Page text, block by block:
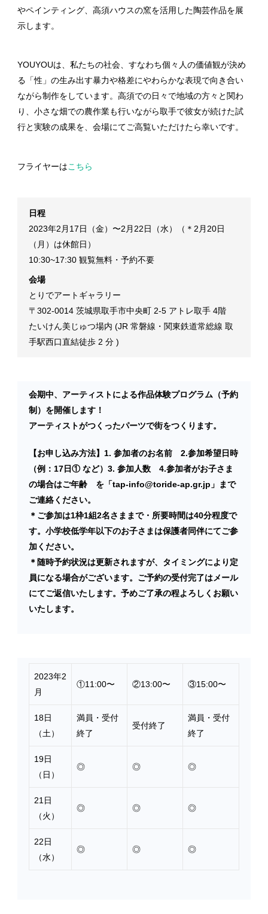
やペインティング、高須ハウスの窯を活用した陶芸作品を展
示します。
YOUYOUは、私たちの社会、すなわち個々人の価値観が決め
る「性」の生み出す暴力や格差にやわらかな表現で向き合い
ながら制作をしています。高須での日々で地域の方々と関わ
り、小さな畑での農作業も行いながら取手で彼女が続けた試
行と実験の成果を、会場にてご高覧いただけたら幸いです。
フライヤーはこちら
日程
2023年2月17日（金）〜2月22日（水）（＊2月20日
（月）は休館日）
10:30~17:30 観覧無料・予約不要
会場
とりでアートギャラリー
〒302-0014 茨城県取手市中央町 2-5 アトレ取手 4階
たいけん美じゅつ場内 (JR 常磐線・関東鉄道常総線 取
手駅西口直結徒歩 2 分 )
会期中、アーティストによる作品体験プログラム（予約
制）を開催します！
アーティストがつくったパーツで街をつくります。
【お申し込み方法】1. 参加者のお名前 2.参加希望日時
（例：17日① など）3. 参加人数 4.参加者がお子さま
の場合はご年齢 を「tap-info@toride-ap.gr.jp」まで
ご連絡ください。
＊ご参加は1枠1組2名さままで・所要時間は40分程度で
す。小学校低学年以下のお子さまは保護者同伴にてご参
加ください。
＊随時予約状況は更新されますが、タイミングにより定
員になる場合がございます。ご予約の受付完了はメール
にてご返信いたします。予めご了承の程よろしくお願い
いたします。
2023年2
月
①11:00〜 ②13:00〜 ③15:00〜
18日
（土）
満員・受付
終了
受付終了
満員・受付
終了
19日
（日）
◎ ◎ ◎
21日
（火）
◎ ◎ ◎
22日
（水）
◎ ◎ ◎